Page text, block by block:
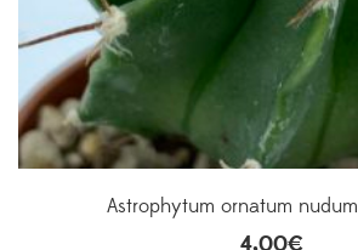
Astrophytum ornatum